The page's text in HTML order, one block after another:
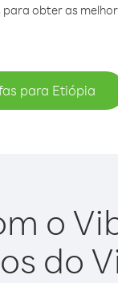
obter as
para Etiópia
o
do